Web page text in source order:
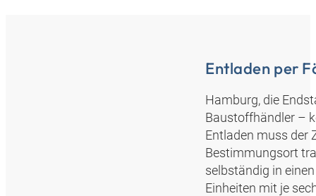
Entladen per
Hamburg, die
Baustoffhändler –
Entladen muss der
Bestimmungsort
selbständig in
Einheiten mit je